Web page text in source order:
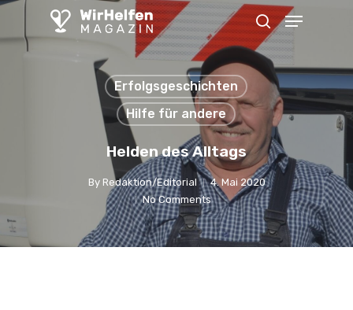
Skip
main
search
Menu
Erfolgsgeschichten
Hilfe für andere
Helden des Alltags
By Redaktion/Editorial
4. Mai 2020
No Comments